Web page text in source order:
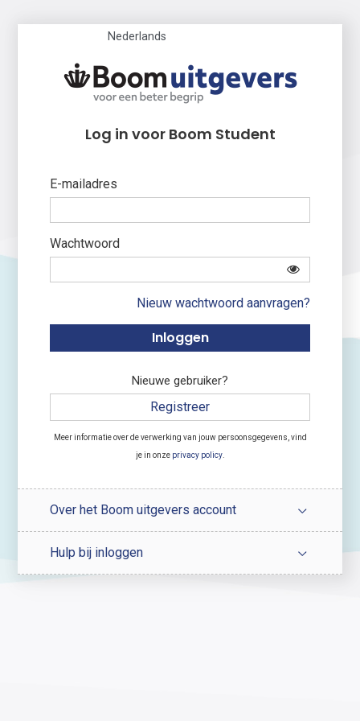
Nederlands
Log in voor Boom Student
E-mailadres
Wachtwoord
Nieuw wachtwoord aanvragen?
Nieuwe gebruiker?
Registreer
Meer informatie over de verwerking van jouw persoonsgegevens, vind
je in onze privacy policy.
Over het Boom uitgevers account
Hulp bij inloggen